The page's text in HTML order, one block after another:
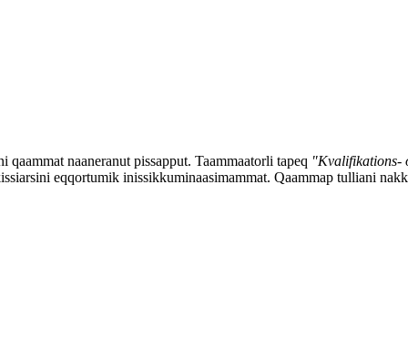
naaneranut pissapput. Taammaatorli tapeq "Kvalifikations-
eqqortumik inissikkuminaasimammat. Qaammap tulliani